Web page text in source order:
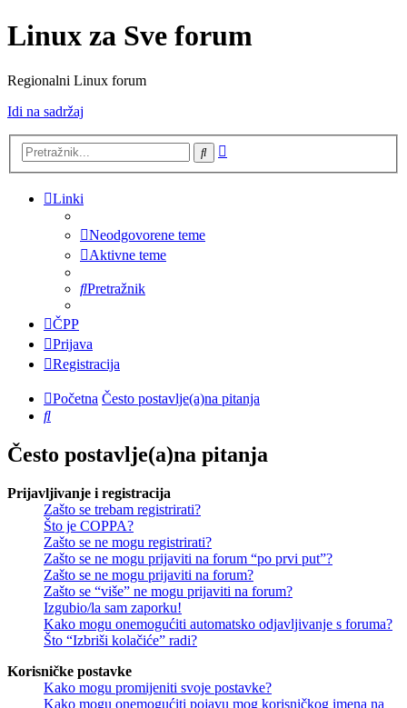
Linux za Sve forum
Regionalni Linux forum
Idi na sadržaj
Pretražnik
Linki
Neodgovorene teme
Aktivne teme
Pretražnik
ČPP
Prijava
Registracija
Početna Često postavlje(a)na pitanja
Pretražnik
Često postavlje(a)na pitanja
Prijavljivanje i registracija
Zašto se trebam registrirati?
Što je COPPA?
Zašto se ne mogu registrirati?
Zašto se ne mogu prijaviti na forum “po prvi put”?
Zašto se ne mogu prijaviti na forum?
Zašto se “više” ne mogu prijaviti na forum?
Izgubio/la sam zaporku!
Kako mogu onemogućiti automatsko odjavljivanje s foruma?
Što “Izbriši kolačiće” radi?
Korisničke postavke
Kako mogu promijeniti svoje postavke?
Kako mogu onemogućiti pojavu mog korisničkog imena na